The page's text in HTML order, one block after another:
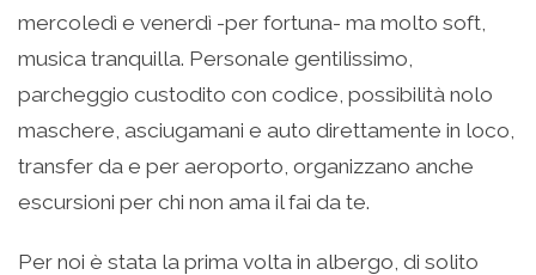
mercoledì e venerdì -per fortuna- ma molto soft,
musica tranquilla. Personale gentilissimo,
parcheggio custodito con codice, possibilità nolo
maschere, asciugamani e auto direttamente in loco,
transfer da e per aeroporto, organizzano anche
escursioni per chi non ama il fai da te.
Per noi è stata la prima volta in albergo, di solito